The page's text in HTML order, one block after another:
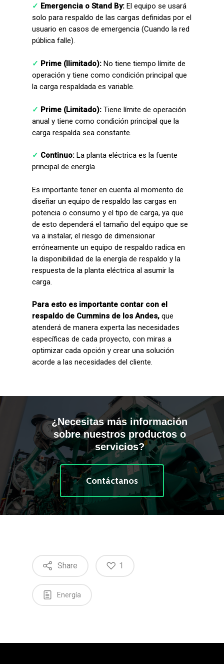
✓ Emergencia o Stand By: El equipo se usará
solo para respaldo de las cargas definidas por el
usuario en casos de emergencia (Cuando la red
pública falle).
✓ Prime (Ilimitado): No tiene tiempo límite de
operación y tiene como condición principal que
la carga respaldada es variable.
✓ Prime (Limitado): Tiene límite de operación
anual y tiene como condición principal que la
carga respalda sea constante.
✓ Continuo: La planta eléctrica es la fuente
principal de energía.
Es importante tener en cuenta al momento de
diseñar un equipo de respaldo las cargas en
potencia o consumo y el tipo de carga, ya que
de esto dependerá el tamaño del equipo que se
va a instalar, el riesgo de dimensionar
erróneamente un equipo de respaldo radica en
la disponibilidad de la energía de respaldo y la
respuesta de la planta eléctrica al asumir la
carga.
Para esto es importante contar con el
respaldo de Cummins de los Andes, que
atenderá de manera experta las necesidades
específicas de cada proyecto, con miras a
optimizar cada opción y crear una solución
acorde a las necesidades del cliente.
¿Necesitas más información
sobre nuestros productos o
servicios?
Contáctanos
Share 1
Energía